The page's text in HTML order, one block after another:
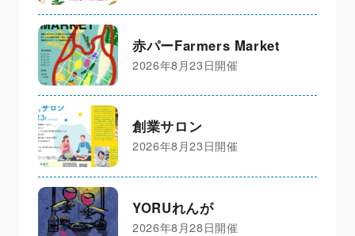
赤パーFarmers Market
2026年8月23日開催
創業サロン
2026年8月23日開催
YORUれんが
2026年8月28日開催